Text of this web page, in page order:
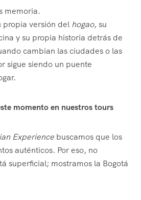
memoria.
propia versión del hogao, su
y su propia historia detrás de
cambian las ciudades o las
sigue siendo un puente
momento en nuestros tours
Experience buscamos que los
auténticos. Por eso, no
superficial; mostramos la Bogotá